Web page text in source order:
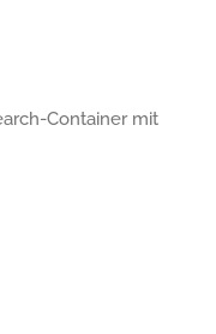
Container mit